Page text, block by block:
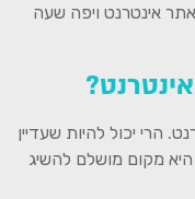
אינטרנט ויפה שעה
הרי יכול להיות שעדיין
מקום מושלם להשיג